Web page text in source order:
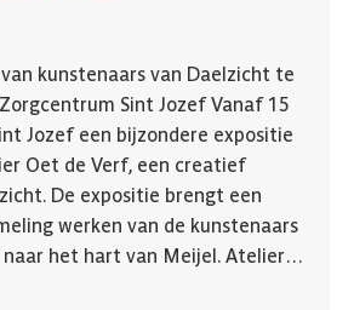
kunstenaars van Daelzicht te
Sint Jozef Vanaf 15
Jozef een bijzondere expositie
Oet de Verf, een creatief
De expositie brengt een
werken van de kunstenaars
naar het hart van Meijel. Atelier…